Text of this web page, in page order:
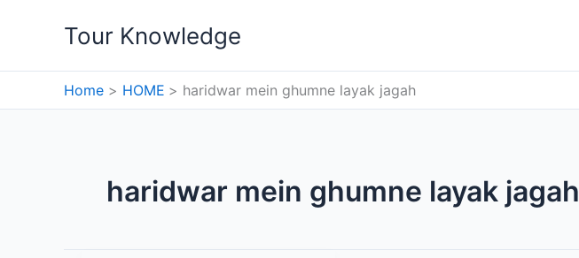
Tour Knowledge
Home HOME haridwar mein ghumne layak jagah
haridwar mein ghumne layak jagah